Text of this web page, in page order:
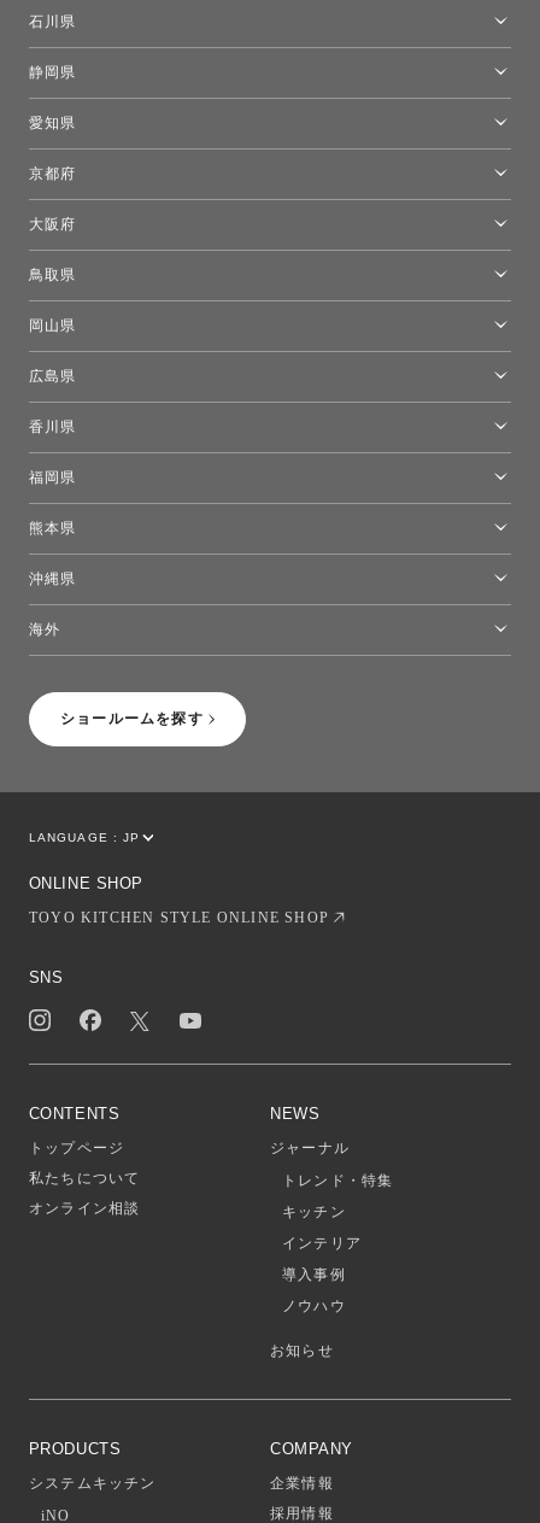
ショールームを探す
モーイ東京
キーブー東京
FLOS｜フロスデザインスペース青山
石川県
静岡県
愛知県
京都府
大阪府
鳥取県
岡山県
広島県
香川県
福岡県
熊本県
沖縄県
海外
LANGUAGE : JP
ONLINE SHOP
TOYO KITCHEN STYLE ONLINE SHOP
SNS
CONTENTS
トップページ
私たちについて
オンライン相談
NEWS
ジャーナル
トレンド・特集
キッチン
インテリア
導入事例
ノウハウ
お知らせ
PRODUCTS
システムキッチン
iNO
COMPANY
企業情報
採用情報